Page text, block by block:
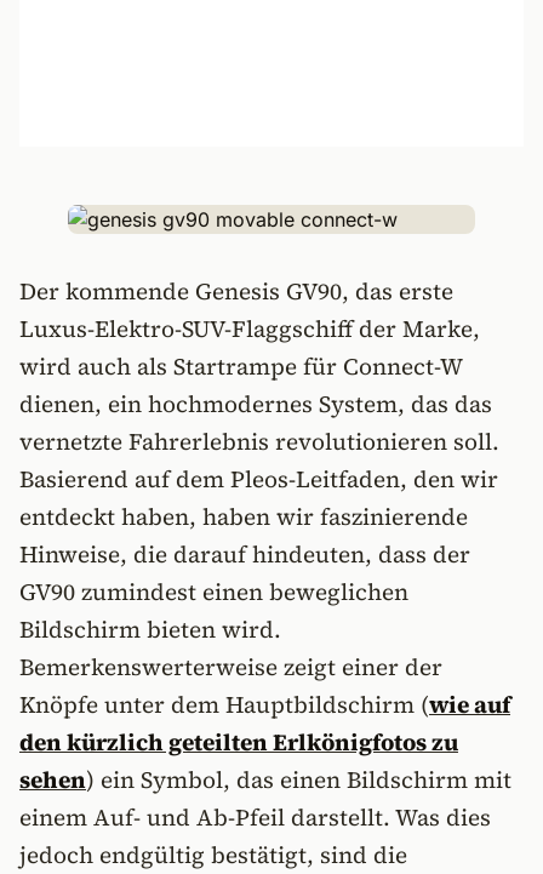
Der kommende Genesis GV90, das erste
Luxus-Elektro-SUV-Flaggschiff der Marke,
wird auch als Startrampe für Connect-W
dienen, ein hochmodernes System, das das
vernetzte Fahrerlebnis revolutionieren soll.
Basierend auf dem Pleos-Leitfaden, den wir
entdeckt haben, haben wir faszinierende
Hinweise, die darauf hindeuten, dass der
GV90 zumindest einen beweglichen
Bildschirm bieten wird.
Bemerkenswerterweise zeigt einer der
Knöpfe unter dem Hauptbildschirm (wie auf
den kürzlich geteilten Erlkönigfotos zu
sehen) ein Symbol, das einen Bildschirm mit
einem Auf- und Ab-Pfeil darstellt. Was dies
jedoch endgültig bestätigt, sind die